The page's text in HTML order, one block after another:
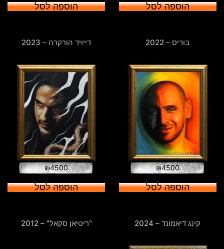
הוספה לסל הוספה לסל
בוריס – 2022
₪4500
הוספה לסל
דייויד הורקרה – 2023
₪4500
הוספה לסל
קינג דיאמונד – 2024 "ריטיאן סקאל" – 2012